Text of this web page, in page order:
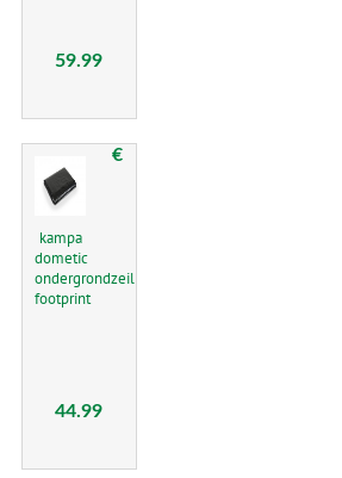
59.99
kampa
dometic
ondergrondzeil
footprint
€
44.99